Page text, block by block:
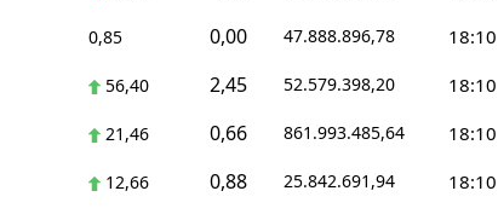
0,85 0,00 47.888.896,78 18:10
56,40 2,45 52.579.398,20 18:10
21,46 0,66 861.993.485,64 18:10
12,66 0,88 25.842.691,94 18:10